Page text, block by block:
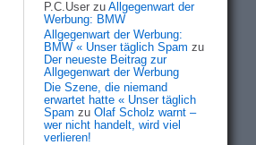
P.C.User zu Allgegenwart der
Werbung: BMW
Allgegenwart der Werbung:
BMW « Unser täglich Spam zu
Der neueste Beitrag zur
Allgegenwart der Werbung
Die Szene, die niemand
erwartet hatte « Unser täglich
Spam zu Olaf Scholz warnt –
wer nicht handelt, wird viel
verlieren!